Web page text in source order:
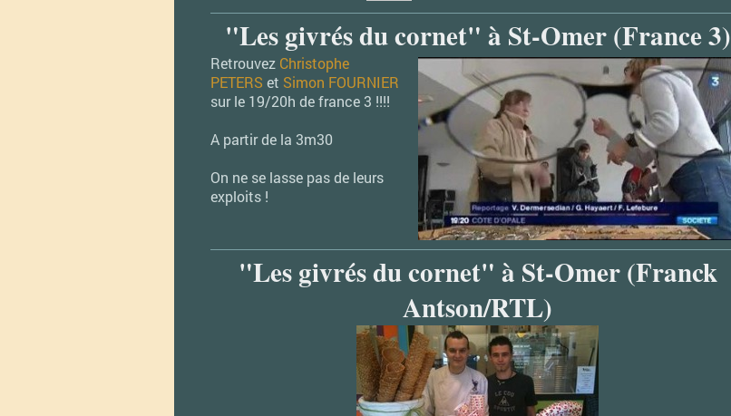
"Les givrés du cornet" à St-Omer (France 3)
Retrouvez Christophe
PETERS et Simon FOURNIER
sur le 19/20h de france 3 !!!!
A partir de la 3m30
On ne se lasse pas de leurs
exploits !
"Les givrés du cornet" à St-Omer (Franck
Antson/RTL)